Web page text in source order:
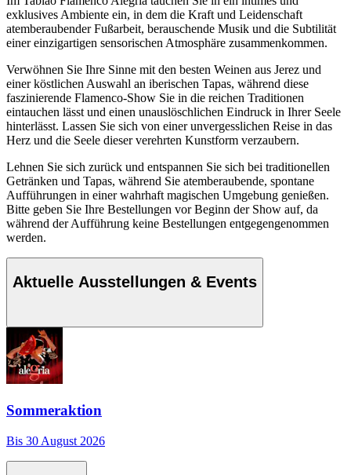
exklusives Ambiente ein, in dem die Kraft und Leidenschaft
atemberaubender Fußarbeit, berauschende Musik und die Subtilität
einer einzigartigen sensorischen Atmosphäre zusammenkommen.
Verwöhnen Sie Ihre Sinne mit den besten Weinen aus Jerez und
einer köstlichen Auswahl an iberischen Tapas, während diese
faszinierende Flamenco-Show Sie in die reichen Traditionen
eintauchen lässt und einen unauslöschlichen Eindruck in Ihrer Seele
hinterlässt. Lassen Sie sich von einer unvergesslichen Reise in das
Herz und die Seele dieser verehrten Kunstform verzaubern.
Lehnen Sie sich zurück und entspannen Sie sich bei traditionellen
Getränken und Tapas, während Sie atemberaubende, spontane
Aufführungen in einer wahrhaft magischen Umgebung genießen.
Bitte geben Sie Ihre Bestellungen vor Beginn der Show auf, da
während der Aufführung keine Bestellungen entgegengenommen
werden.
Aktuelle Ausstellungen & Events
Sommeraktion
Bis 30 August 2026